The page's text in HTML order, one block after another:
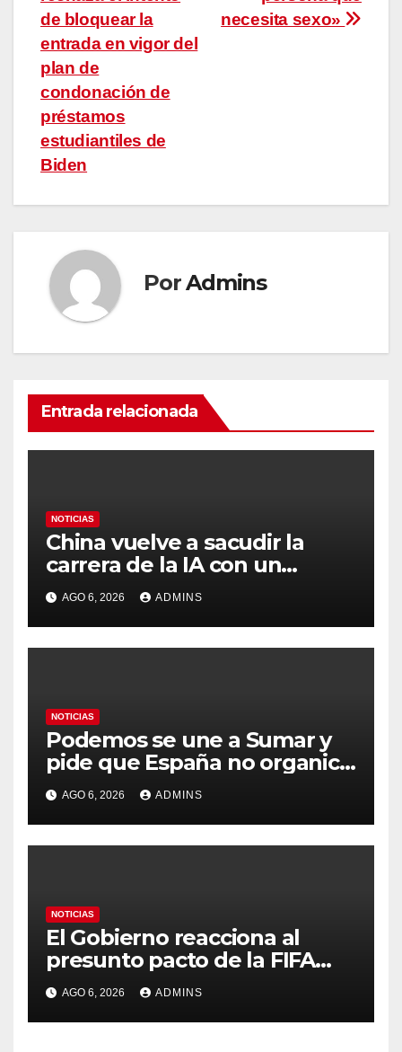
entradas
necesita sexo»
de bloquear la
entrada en vigor del
plan de
condonación de
préstamos
estudiantiles de
Biden
PorAdmins
Entrada relacionada
NOTICIAS
China vuelve a sacudir la
carrera de la IA con un
modelo capaz de trabajar
durante días sin intervención
humana
AGO 6, 2026 ADMINS
NOTICIAS
Podemos se une a Sumar y
pide que España no organice
el Mundial 2030 con
Marruecos por «atentar
contra la soberanía nacional»
AGO 6, 2026 ADMINS
NOTICIAS
El Gobierno reacciona al
presunto pacto de la FIFA
con Marruecos para acoger
la final del Mundial 2030:
«Tiene que ser en España»
AGO 6, 2026 ADMINS